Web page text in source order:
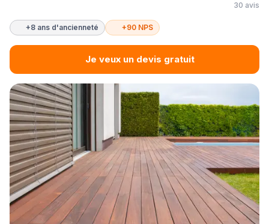
30 avis
+8 ans d'ancienneté +90 NPS
Je veux un devis gratuit